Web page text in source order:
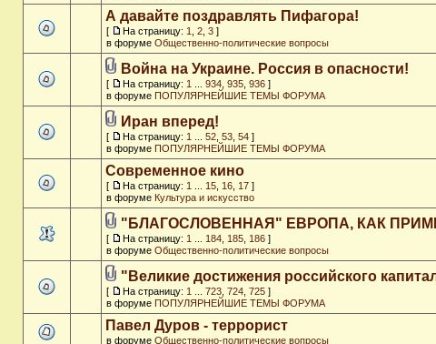
А давайте поздравлять Пифагора!
[ На страницу: 1 2 3 ]
в форуме Общественно-политические вопросы
Война на Украине. Россия в опасности!
[ На страницу: 1 934 935 936 ]
в форуме ПОПУЛЯРНЕЙШИЕ ТЕМЫ ФОРУМА
Иран вперед!
[ На страницу: 1 52 53 54 ]
в форуме ПОПУЛЯРНЕЙШИЕ ТЕМЫ ФОРУМА
Современное кино
[ На страницу: 1 15 16 17 ]
в форуме Культура и искусство
"БЛАГОСЛОВЕННАЯ" ЕВРОПА, КАК
[ На страницу: 1 184 185 186 ]
в форуме Общественно-политические вопросы
"Великие достижения российского
[ На страницу: 1 723 724 725 ]
в форуме ПОПУЛЯРНЕЙШИЕ ТЕМЫ ФОРУМА
Павел Дуров - террорист
в форуме Общественно-политические вопросы